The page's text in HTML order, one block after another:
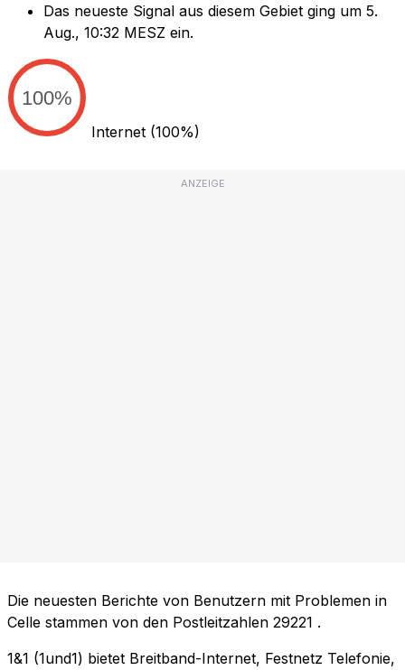
Das neueste Signal aus diesem Gebiet ging um 5.
Aug., 10:32 MESZ ein.
100%
Internet (100%)
ANZEIGE
Die neuesten Berichte von Benutzern mit Problemen in
Celle stammen von den Postleitzahlen 29221 .
1&1 (1und1) bietet Breitband-Internet, Festnetz Telefonie,